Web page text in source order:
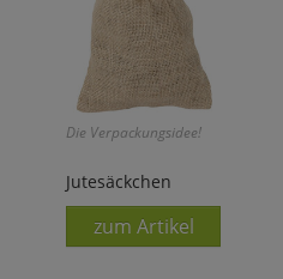
Die Verpackungsidee!
Jutesäckchen
zum Artikel